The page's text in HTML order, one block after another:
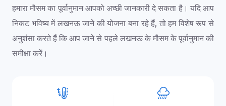
हमारा मौसम का पूर्वानुमान आपको अच्छी जानकारी दे सकता है। यदि आप
निकट भविष्य में लखनऊ जाने की योजना बना रहे हैं, तो हम विशेष रूप से
अनुशंसा करते हैं कि आप जाने से पहले लखनऊ के मौसम के पूर्वानुमान की
समीक्षा करें।